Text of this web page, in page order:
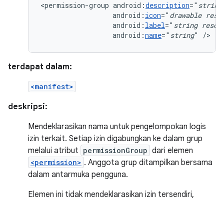
<permission-group android:description=" string
android: icon=" drawable
android: label=" string
android:name=" string" />
terdapat dalam:
<manifest>
deskripsi:
Mendeklarasikan nama untuk pengelompokan logis
izin terkait. Setiap izin digabungkan ke dalam grup
melalui atribut permissionGroup dari elemen
<permission> . Anggota grup ditampilkan bersama
dalam antarmuka pengguna.
Elemen ini tidak mendeklarasikan izin tersendiri,